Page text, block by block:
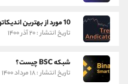
10 مورد از بهترین اندیکاتورهای تشخیص روند
تاریخ انتشار : ۲۰ آذر ۱۴۰۰
شبکه BSC چیست؟
تاریخ انتشار : ۱۸ مرداد ۱۴۰۰